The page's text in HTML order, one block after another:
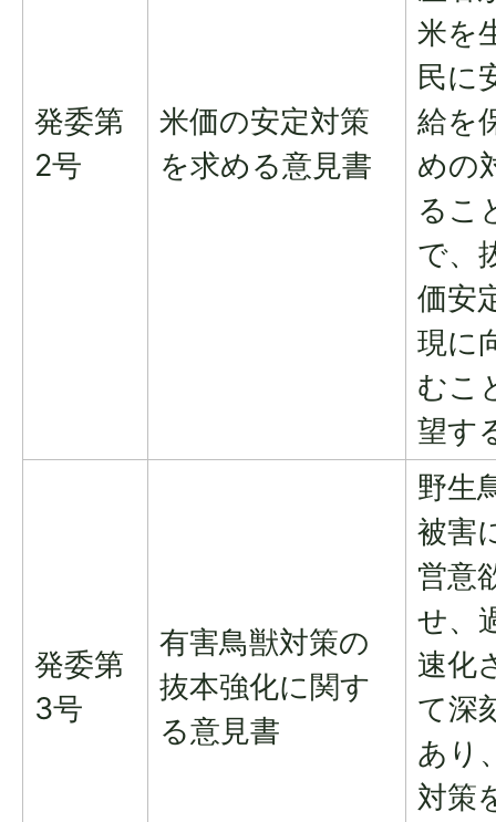
発委第
2号
米価の安定対策
を求める意見書
米を
民に
給を
めの
るこ
で、
価安
現に
むこ
望す
発委第
3号
有害鳥獣対策の
抜本強化に関す
る意見書
野生
被害
営意
せ、
速化
て深
あり
対策